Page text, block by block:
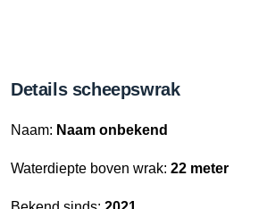
Details scheepswrak
Naam: Naam onbekend
Waterdiepte boven wrak: 22 meter